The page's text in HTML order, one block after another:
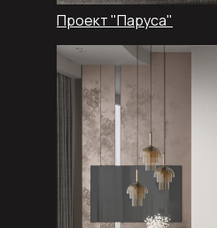
Проект "Паруса"